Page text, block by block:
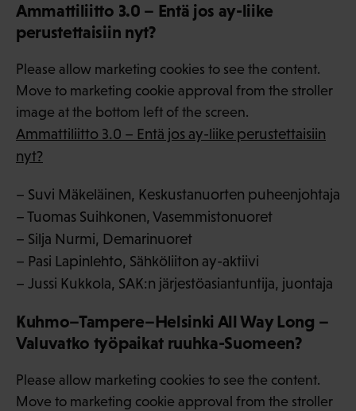
Ammattiliitto 3.0 – Entä jos ay-liike
perustettaisiin nyt?
Please allow marketing cookies to see the content.
Move to marketing cookie approval from the stroller
image at the bottom left of the screen.
Ammattiliitto 3.0 – Entä jos ay-liike perustettaisiin
nyt?
– Suvi Mäkeläinen, Keskustanuorten puheenjohtaja
– Tuomas Suihkonen, Vasemmistonuoret
– Silja Nurmi, Demarinuoret
– Pasi Lapinlehto, Sähköliiton ay-aktiivi
– Jussi Kukkola, SAK:n järjestöasiantuntija, juontaja
Kuhmo–Tampere–Helsinki All Way Long –
Valuvatko työpaikat ruuhka-Suomeen?
Please allow marketing cookies to see the content.
Move to marketing cookie approval from the stroller